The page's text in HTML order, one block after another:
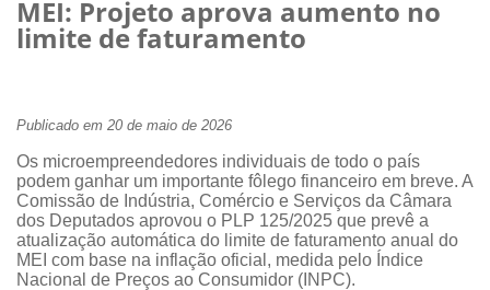
MEI: Projeto aprova aumento no
limite de faturamento
Publicado em 20 de maio de 2026
Os microempreendedores individuais de todo o país
podem ganhar um importante fôlego financeiro em breve. A
Comissão de Indústria, Comércio e Serviços da Câmara
dos Deputados aprovou o PLP 125/2025 que prevê a
atualização automática do limite de faturamento anual do
MEI com base na inflação oficial, medida pelo Índice
Nacional de Preços ao Consumidor (INPC).